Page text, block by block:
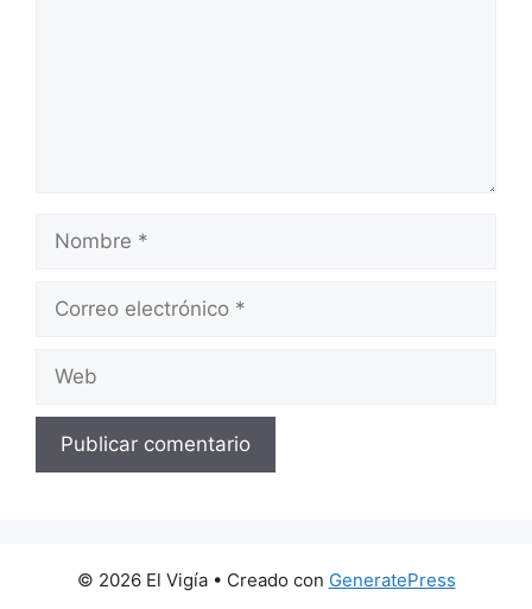
Nombre
Correo
Web
© 2026 El Vigía• Creado con GeneratePress